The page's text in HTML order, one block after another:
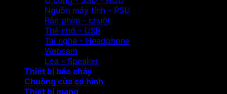
Nguồn máy tính - PSU
Bàn phím - chuột
Thẻ nhớ - USB
Tai nghe - Headphone
Webcam
Loa - Speaker
Thiết bị báo cháy
Chuông cửa có hình
Thiết bị mạng